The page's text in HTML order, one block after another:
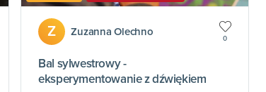
Z Zuzanna Olechno
0
Bal sylwestrowy -
eksperymentowanie z dźwiękiem